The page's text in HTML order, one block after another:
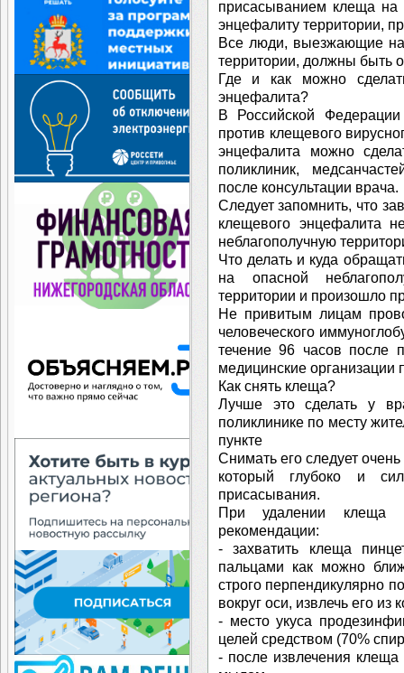
присасыванием клеща
энцефалиту территории,
Все люди, выезжающие на
территории, должны быть
Где и как можно
энцефалита?
В Российской Федерации
против клещевого
энцефалита можно
поликлиник,
после консультации врача.
Следует запомнить, что
клещевого энцефалита
неблагополучную
Что делать и куда
на опасной
территории и произошло
Не привитым лицам
человеческого
течение 96 часов после
медицинские организации
Как снять клеща?
Лучше это сделать у
поликлинике по месту
пункте
Снимать его следует
который глубоко и
присасывания.
При удалении клеща
рекомендации:
- захватить клеща
пальцами как можно
строго перпендикулярно
вокруг оси, извлечь его из
- место укуса
целей средством (70%
- после извлечения